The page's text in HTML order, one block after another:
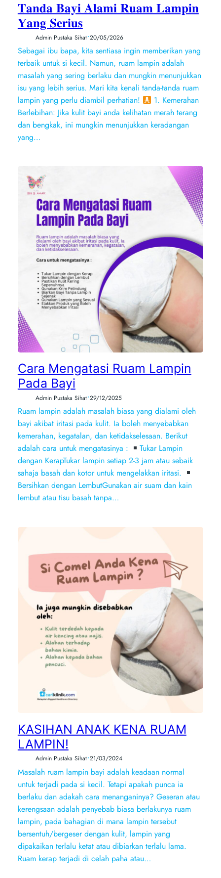
𝐓𝐚𝐧𝐝𝐚 𝐁𝐚𝐲𝐢 𝐀𝐥𝐚𝐦𝐢 𝐑𝐮𝐚𝐦 𝐋𝐚𝐦𝐩𝐢𝐧
𝐘𝐚𝐧𝐠 𝐒𝐞𝐫𝐢𝐮𝐬
Admin Pustaka Sihat•20/05/2026
Sebagai ibu bapa, kita sentiasa ingin memberikan yang
terbaik untuk si kecil. Namun, ruam lampin adalah
masalah yang sering berlaku dan mungkin menunjukkan
isu yang lebih serius. Mari kita kenali tanda-tanda ruam
lampin yang perlu diambil perhatian!
1. Kemerahan
Berlebihan: Jika kulit bayi anda kelihatan merah terang
dan bengkak, ini mungkin menunjukkan keradangan
yang…
Cara Mengatasi Ruam Lampin
Pada Bayi
Admin Pustaka Sihat•29/12/2025
Ruam lampin adalah masalah biasa yang dialami oleh
bayi akibat iritasi pada kulit. Ia boleh menyebabkan
kemerahan, kegatalan, dan ketidakselesaan. Berikut
adalah cara untuk mengatasinya :
Tukar Lampin
dengan KerapTukar lampin setiap 2-3 jam atau sebaik
sahaja basah dan kotor untuk mengelakkan iritasi.
Bersihkan dengan LembutGunakan air suam dan kain
lembut atau tisu basah tanpa…
KASIHAN ANAK KENA RUAM
LAMPIN!
Admin Pustaka Sihat•21/03/2024
Masalah ruam lampin bayi adalah keadaan normal
untuk terjadi pada si kecil. Tetapi apakah punca ia
berlaku dan adakah cara menanganinya? Geseran atau
kerengsaan adalah penyebab biasa berlakunya ruam
lampin, pada bahagian di mana lampin tersebut
bersentuh/bergeser dengan kulit, lampin yang
dipakaikan terlalu ketat atau dibiarkan terlalu lama.
Ruam kerap terjadi di celah paha atau…